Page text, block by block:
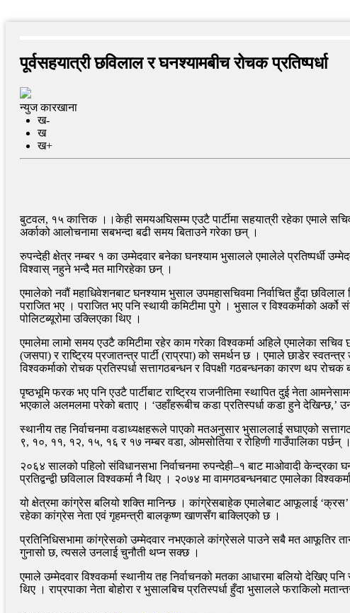
पूर्वसहयात्री छविलाल र घनश्यामबीच रोचक प्रतिष्पर्धा
न्युज कारखाना
ख-
ख
ख+
बुटवल, १५ कात्तिक ।।केही समयअघिसम्म एउटै पार्टीमा सहयात्री रहेका एमाले
अर्काको आलोचनामा सबभन्दा बढी समय बिताउने गरेका छन् ।
रुपन्देही क्षेत्र नम्बर १ का उम्मेदवार बनेका घनश्याम भुसालले एमालेले प्रतिष्पर्धी
विश्वास् नहुने भन्दै मत मागिरहेका छन् ।
एमालेको नवौं महाधिवेशनबाट घनश्याम भुसाल उपमहासचिवमा निर्वाचित हुँदा छविलाल
पराजित भए । पराजित भए पनि स्थायी कमिटीमा पुगे । भुसाल र विश्वकर्माको
पोलिटब्यूरोमा उक्लिएका थिए ।
एमालेमा लामो समय एउटै कमिटीमा रहेर काम गरेका विश्वकर्मा अहिले एमालेका
(जसपा) र राष्ट्रिय प्रजातन्त्र पार्टी (राप्रपा) को समर्थन छ । एमाले छाडेर
विश्वकर्माको रोचक प्रतिस्पर्धा सत्तागठबन्धन र विपक्षी गठबन्धनका कारण थप
पृष्ठभूमि फरक भए पनि एउटै पार्टीबाट राष्ट्रिय राजनीतिमा स्थापित दुई नेता
भएकाले अलमलमा परेको बताए । ‘उहाँहरूबीच कडा प्रतिस्पर्धा कडा हुने देखिन्छ,’
स्थानीय तह निर्वाचनमा वडाध्यक्षहरूले पाएको मतअनुसार भुसाललाई सघाएको
९, १०, ११, १२, १५, १६ र १७ नम्बर वडा, ओमसोतिया र रोहिणी गाउँपालिका पर्छन् ।
२०६४ सालको पहिलो संविधानसभा निर्वाचनमा रुपन्देही–१ बाट माओवादी
प्रतिद्वन्द्वी छविलाल विश्वकर्मा नै थिए । २०७४ मा वामगठबन्धनबाट एमालेका
यो क्षेत्रमा कांग्रेस बलियो शक्ति मानिन्छ । कांग्रेसबाहेक एमालेबाट आफूलाई
रहेका कांग्रेस नेता एवं गृहमन्त्री बालकृष्ण खाणसँग बाक्लिएको छ ।
प्रतिनिधिसभामा कांग्रेसको उम्मेदवार नभएकाले कांग्रेसले पाउने सबै मत आफूतिर
गुनासो छ, त्यसले उनलाई चुनौती थप्न सक्छ ।
एमाले उम्मेदवार विश्वकर्मा स्थानीय तह निर्वाचनको मतका आधारमा बलियो देखिए
थिए । राप्रपाका नेता बोहोरा र भुसालबिच प्रतिस्पर्धा हुँदा भुसालले फराकिलो